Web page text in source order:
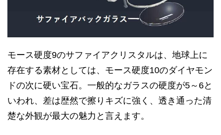
モース硬度9のサファイアクリスタルは、地球上に
存在する素材としては、モース硬度10のダイヤモン
ドの次に硬い宝石。一般的なガラスの硬度が5～6と
いわれ、差は歴然で擦りキズに強く、透き通った清
楚な外観が最大の魅力と言えます。